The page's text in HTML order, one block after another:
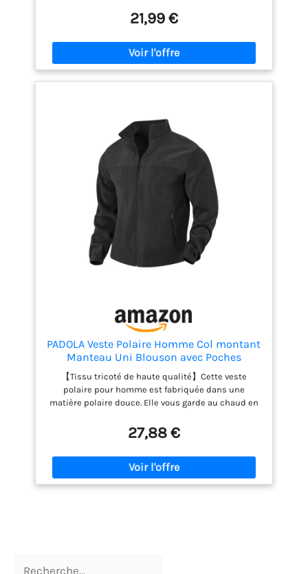
21,99 €
PADOLA Veste Polaire Homme Col montant
Manteau Uni Blouson avec Poches
Zippées Hiver Pull d'extérieur Chaude
Zippé Pull Veste de Travail mi Saison
Polaires de Randonnée Coupe Vent (0
Noir, M)
【Tissu tricoté de haute qualité】Cette veste
polaire pour homme est fabriquée dans une
matière polaire douce. Elle vous garde au chaud en
équilibre parfait entre chaleur et confort. 【Détails
& Points Forts】Tissu polaire doux et épais / Coupe
décontractée / Fermeture éclair intégrale / Col
montant / Manches longues élastiques / 2 poches
latérales zippées / Coutures parfaites 【Design
27,88 €